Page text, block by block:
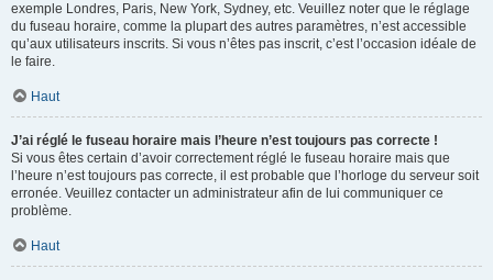
exemple Londres, Paris, New York, Sydney, etc. Veuillez noter que le réglage
du fuseau horaire, comme la plupart des autres paramètres, n’est accessible
qu’aux utilisateurs inscrits. Si vous n’êtes pas inscrit, c’est l’occasion idéale de
le faire.
Haut
J’ai réglé le fuseau horaire mais l’heure n’est toujours pas correcte !
Si vous êtes certain d’avoir correctement réglé le fuseau horaire mais que
l’heure n’est toujours pas correcte, il est probable que l’horloge du serveur soit
erronée. Veuillez contacter un administrateur afin de lui communiquer ce
problème.
Haut